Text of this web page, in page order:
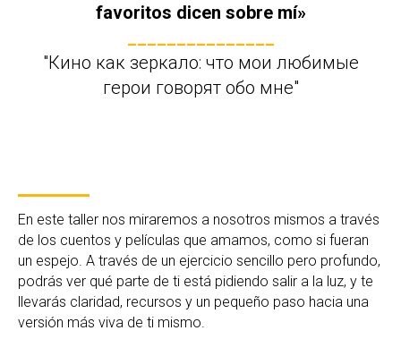
favoritos dicen sobre mí»
_______________
"Кино как зеркало: что мои любимые
герои говорят обо мне"
En este taller nos miraremos a nosotros mismos a través
de los cuentos y películas que amamos, como si fueran
un espejo. A través de un ejercicio sencillo pero profundo,
podrás ver qué parte de ti está pidiendo salir a la luz, y te
llevarás claridad, recursos y un pequeño paso hacia una
versión más viva de ti mismo.